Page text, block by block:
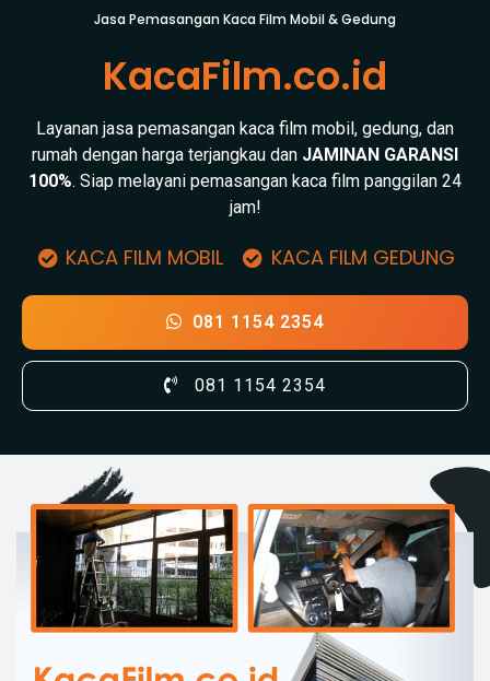
Jasa Pemasangan Kaca Film Mobil & Gedung
KacaFilm.co.id
Layanan jasa pemasangan kaca film mobil, gedung, dan
rumah dengan harga terjangkau dan JAMINAN GARANSI
100%. Siap melayani pemasangan kaca film panggilan 24
jam!
KACA FILM MOBIL KACA FILM GEDUNG
081 1154 2354
081 1154 2354